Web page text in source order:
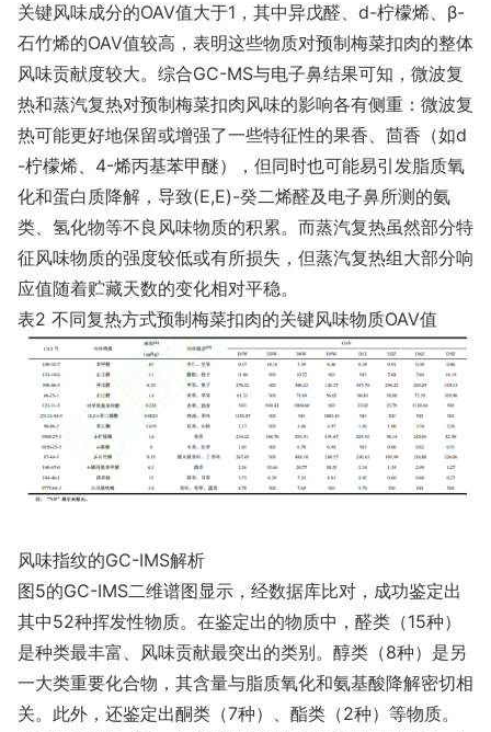
关键风味成分的OAV值大于1，其中异戊醛、d-柠檬烯、β-
石竹烯的OAV值较高，表明这些物质对预制梅菜扣肉的整体
风味贡献度较大。综合GC-MS与电子鼻结果可知，微波复
热和蒸汽复热对预制梅菜扣肉风味的影响各有侧重：微波复
热可能更好地保留或增强了一些特征性的果香、茴香（如d
-柠檬烯、4-烯丙基苯甲醚），但同时也可能易引发脂质氧
化和蛋白质降解，导致(E,E)-癸二烯醛及电子鼻所测的氨
类、氢化物等不良风味物质的积累。而蒸汽复热虽然部分特
征风味物质的强度较低或有所损失，但蒸汽复热组大部分响
应值随着贮藏天数的变化相对平稳。
表2 不同复热方式预制梅菜扣肉的关键风味物质OAV值
风味指纹的GC-IMS解析
图5的GC-IMS二维谱图显示，经数据库比对，成功鉴定出
其中52种挥发性物质。在鉴定出的物质中，醛类（15种）
是种类最丰富、风味贡献最突出的类别。醇类（8种）是另
一大类重要化合物，其含量与脂质氧化和氨基酸降解密切相
关。此外，还鉴定出酮类（7种）、酯类（2种）等物质。